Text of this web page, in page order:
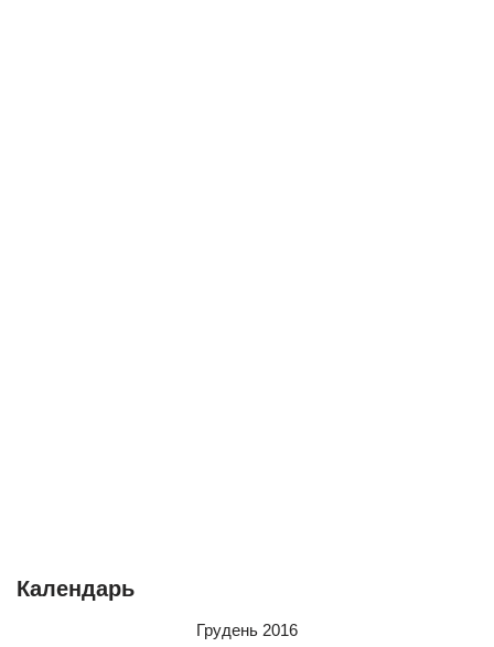
Календарь
Грудень 2016